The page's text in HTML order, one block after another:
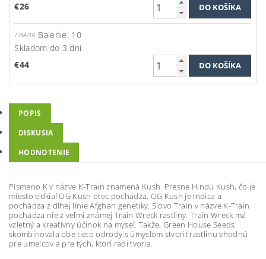
€26
7764/10 Balenie: 10
Skladom do 3 dní
€44
POPIS
DISKUSIA
HODNOTENIE
Písmeno K v názve K-Train znamená Kush. Presne Hindu Kush, čo je
miesto odkiaľ OG Kush otec pochádza. OG Kush je Indica a
pochádza z dlhej línie Afghan genetiky. Slovo Train v názve K-Train
pochádza nie z veľmi známej Train Wreck rastliny. Train Wreck má
vzletný a kreatívny účinok na myseľ. Takže, Green House Seeds
skombinovala obe tieto odrody s úmyslom stvoriť rastlinu vhodnú
pre umelcov a pre tých, ktorí radi tvoria.